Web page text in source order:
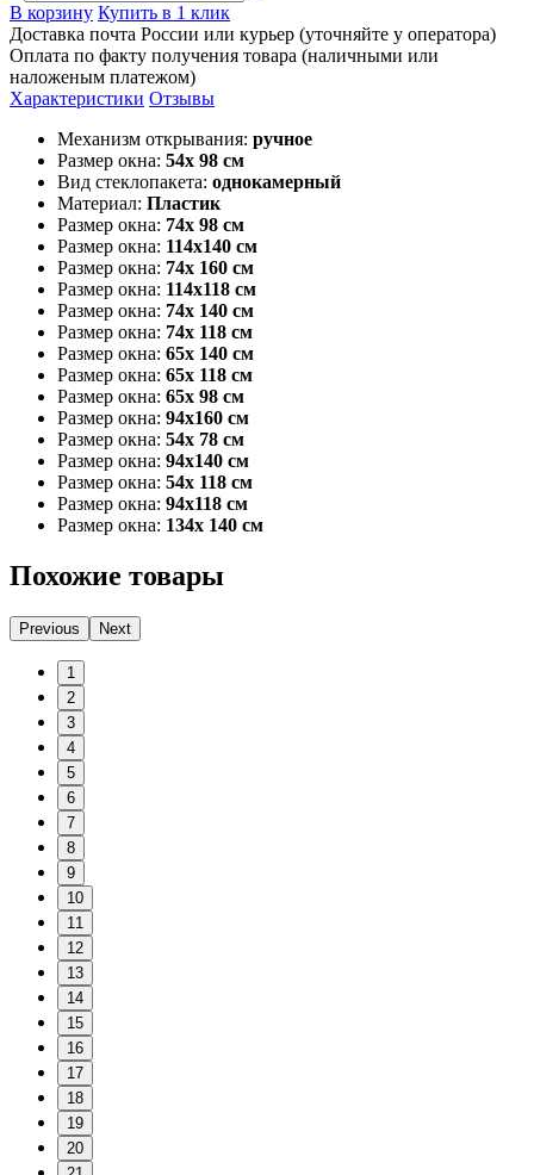
В корзину Купить в 1 клик
Доставка почта России или курьер (уточняйте у оператора)
Оплата по факту получения товара (наличными или
наложеным платежом)
Характеристики Отзывы
Механизм открывания: ручное
Размер окна: 54x 98 см
Вид стеклопакета: однокамерный
Материал: Пластик
Размер окна: 74x 98 см
Размер окна: 114x140 см
Размер окна: 74x 160 см
Размер окна: 114x118 см
Размер окна: 74x 140 см
Размер окна: 74x 118 см
Размер окна: 65x 140 см
Размер окна: 65x 118 см
Размер окна: 65x 98 см
Размер окна: 94x160 см
Размер окна: 54x 78 см
Размер окна: 94x140 см
Размер окна: 54x 118 см
Размер окна: 94x118 см
Размер окна: 134x 140 см
Похожие товары
Previous Next
1
2
3
4
5
6
7
8
9
10
11
12
13
14
15
16
17
18
19
20